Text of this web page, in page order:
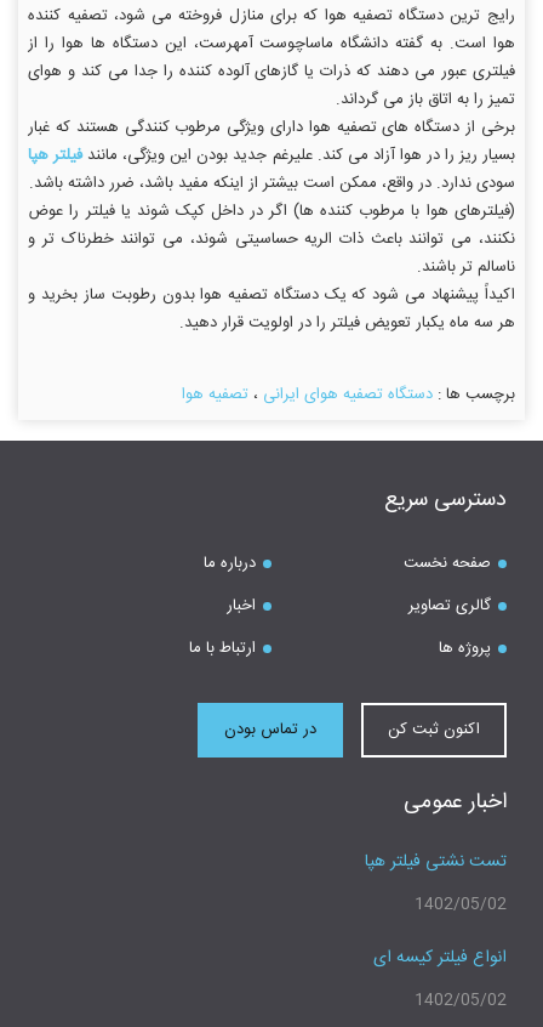
رایج ترین دستگاه تصفیه هوا که برای منازل فروخته می شود، تصفیه کننده
هوا است. به گفته دانشگاه ماساچوست آمهرست، این دستگاه ها هوا را از
فیلتری عبور می دهند که ذرات یا گازهای آلوده کننده را جدا می کند و هوای
تمیز را به اتاق باز می گرداند.
برخی از دستگاه های تصفیه هوا دارای ویژگی مرطوب کنندگی هستند که غبار
بسیار ریز را در هوا آزاد می کند. علیرغم جدید بودن این ویژگی، مانندفیلتر هپا
سودی ندارد. در واقع، ممکن است بیشتر از اینکه مفید باشد، ضرر داشته باشد.
(فیلترهای هوا با مرطوب کننده ها) اگر در داخل کپک شوند یا فیلتر را عوض
نکنند، می توانند باعث ذات الریه حساسیتی شوند، می توانند خطرناک تر و
ناسالم تر باشند.
اکیداً پیشنهاد می شود که یک دستگاه تصفیه هوا بدون رطوبت ساز بخرید و
هر سه ماه یکبار تعویض فیلتر را در اولویت قرار دهید.
برچسب ها :دستگاه تصفیه هوای ایرانی ، تصفیه هوا
دسترسی سریع
صفحه نخست
درباره ما
گالری تصاویر
اخبار
پروژه ها
ارتباط با ما
اکنون ثبت کن در تماس بودن
اخبار عمومی
تست نشتی فیلتر هپا
1402/05/02
انواع فیلتر کیسه ای
1402/05/02